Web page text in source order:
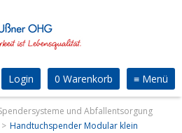
≡ Menü
0 Warenkorb
Login
und Abfallentsorgung
Handtuchspender Modular klein